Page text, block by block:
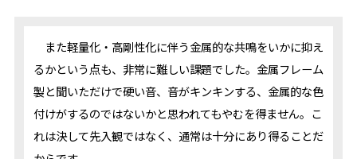
また軽量化・高剛性化に伴う金属的な共鳴をいかに抑え
るかという点も、非常に難しい課題でした。金属フレーム
製と聞いただけで硬い音、音がキンキンする、金属的な色
付けがするのではないかと思われてもやむを得ません。こ
れは決して先入観ではなく、通常は十分にあり得ることだ